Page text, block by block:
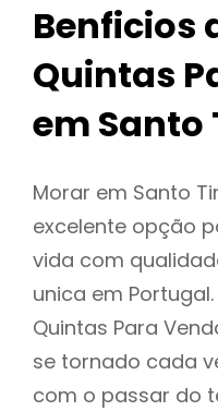
Benficios
Quintas
em Santo
Morar em Santo
excelente opção
vida com
unica em
Quintas Para
se tornado cada
com o passar do